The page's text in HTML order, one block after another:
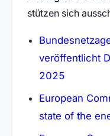
stützen sich
veröffentlicht
2025(öffnet in
European
state of the